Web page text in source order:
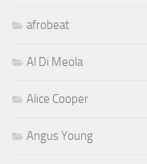
afrobeat
Al Di Meola
Alice Cooper
Angus Young